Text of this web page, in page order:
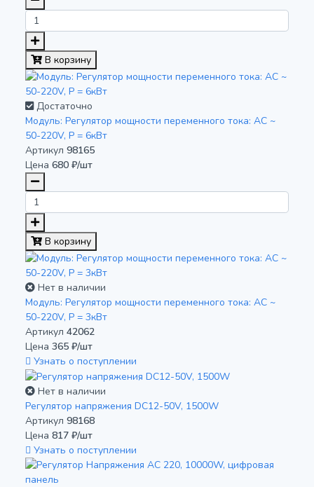
В корзину
Достаточно
Модуль: Регулятор мощности переменного тока: AC ~
50-220V, P = 6кВт
Артикул 98165
Цена 680 ₽/шт
В корзину
Нет в наличии
Модуль: Регулятор мощности переменного тока: AC ~
50-220V, P = 3кВт
Артикул 42062
Цена 365 ₽/шт
Узнать о поступлении
Нет в наличии
Регулятор напряжения DC12-50V, 1500W
Артикул 98168
Цена 817 ₽/шт
Узнать о поступлении